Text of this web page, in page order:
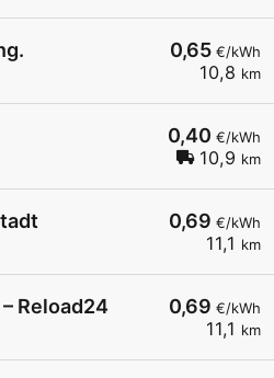
0,65 €/kWh
10,8 km
0,40 €/kWh
10,9 km
0,69 €/kWh
11,1 km
0,69 €/kWh
11,1 km
Reload24